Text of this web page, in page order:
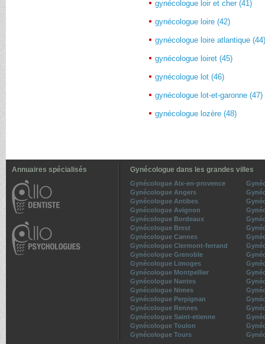
gynécologue loir et cher (41)
gynécologue loire (42)
gynécologue loire atlantique
gynécologue loiret (45)
gynécologue lot (46)
gynécologue lot-et-garonne (47)
gynécologue lozère (48)
Annuaires spécialisés Gynécologue dans les grandes villes
Gynécologue Aix-en-provence
Gynécologue Angers
Gynécologue Antibes
Gynécologue Avignon
Gynécologue Bordeaux
Gynécologue Brest
Gynécologue Cannes
Gynécologue Clermont-ferrand
Gynécologue Grenoble
Gynécologue Limoges
Gynécologue Montpellier
Gynécologue Nantes
Gynécologue Nimes
Gynécologue Perpignan
Gynécologue Rennes
Gynécologue Saint-etienne
Gynécologue Toulon
Gynécologue Tours